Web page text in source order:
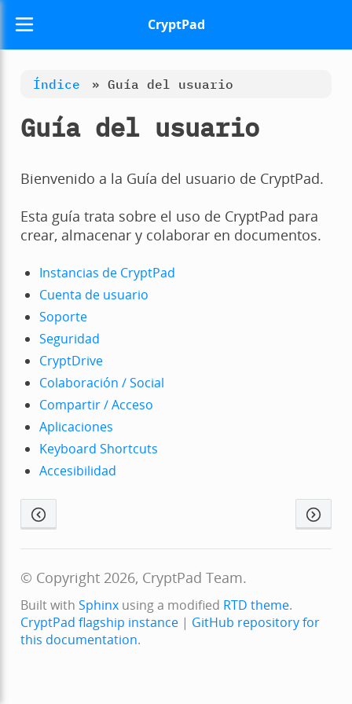
CryptPad
Índice » Guía del usuario
Guía del usuario
Bienvenido a la Guía del usuario de CryptPad.
Esta guía trata sobre el uso de CryptPad para
crear, almacenar y colaborar en documentos.
Instancias de CryptPad
Cuenta de usuario
Soporte
Seguridad
CryptDrive
Colaboración / Social
Compartir / Acceso
Aplicaciones
Keyboard Shortcuts
Accesibilidad
© Copyright 2026, CryptPad Team.
Built with Sphinxusing a modified RTD theme.
CryptPad flagship instance| GitHub repository for
this documentation.